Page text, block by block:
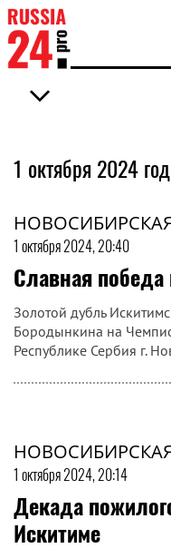
1 октября 2024
1 октября 2024, 20:40
Славная победа
Золотой дубль
Бородынкина на
Республике Сербия г.
1 октября 2024, 20:14
Декада
Искитиме